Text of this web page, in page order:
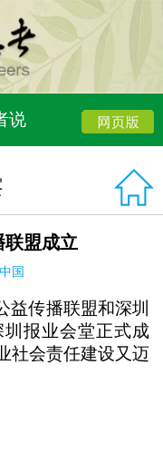
说
联盟成立
国
传播联盟和深圳
报业会堂正式成
社会责任建设又迈